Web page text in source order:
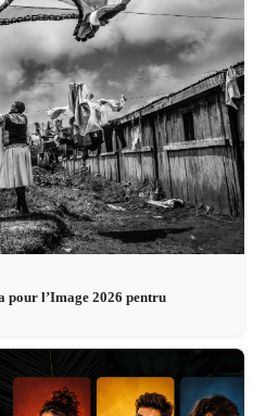
pour l’Image 2026 pentru